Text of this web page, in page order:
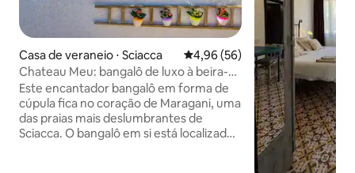
Casa de veraneio ⋅ Sciacca 4,96 de uma avaliação média
4,96 (56)
Chateau Meu: bangalô de luxo à beira-
mar
Este encantador bangalô em forma de
cúpula fica no coração de Maragani, uma
das praias mais deslumbrantes de
Sciacca. O bangalô em si está localizado